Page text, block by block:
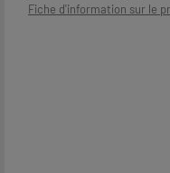
Fiche d'information sur le